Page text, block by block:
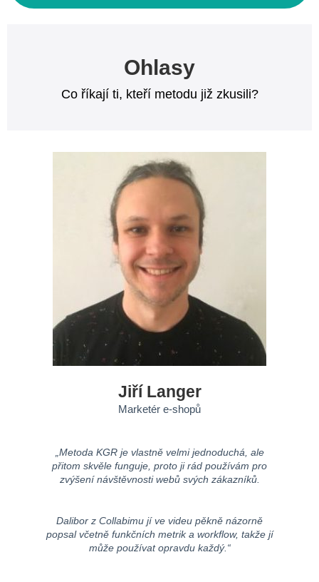
Ohlasy
Co říkají ti, kteří metodu již zkusili?
Jiří Langer
Marketér e-shopů
„Metoda KGR je vlastně velmi jednoduchá, ale
přitom skvěle funguje, proto ji rád používám pro
zvýšení návštěvnosti webů svých zákazníků.
Dalibor z Collabimu jí ve videu pěkně názorně
popsal včetně funkčních metrik a workflow, takže jí
může používat opravdu každý.“